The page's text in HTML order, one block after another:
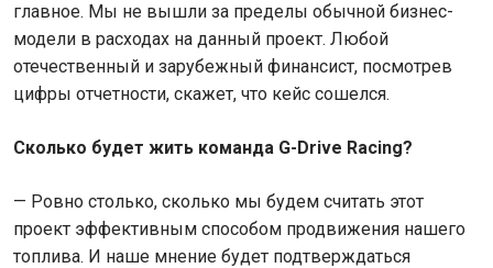
главное. Мы не вышли за пределы обычной бизнес-
модели в расходах на данный проект. Любой
отечественный и зарубежный финансист, посмотрев
цифры отчетности, скажет, что кейс сошелся.
Сколько будет жить команда G-Drive Racing?
— Ровно столько, сколько мы будем считать этот
проект эффективным способом продвижения нашего
топлива. И наше мнение будет подтверждаться